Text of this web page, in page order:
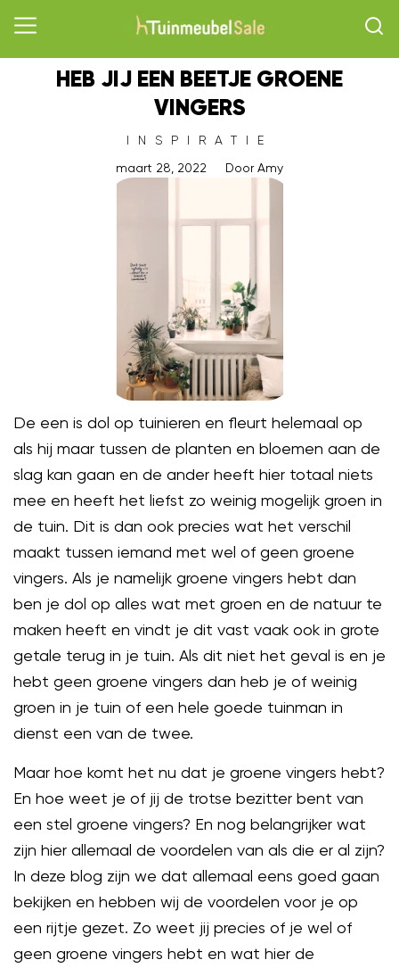
HEB JIJ EEN BEETJE GROENE
VINGERS
INSPIRATIE
maart 28, 2022
DoorAmy
De een is dol op tuinieren en fleurt helemaal op
als hij maar tussen de planten en bloemen aan de
slag kan gaan en de ander heeft hier totaal niets
mee en heeft het liefst zo weinig mogelijk groen in
de tuin. Dit is dan ook precies wat het verschil
maakt tussen iemand met wel of geen groene
vingers. Als je namelijk groene vingers hebt dan
ben je dol op alles wat met groen en de natuur te
maken heeft en vindt je dit vast vaak ook in grote
getale terug in je tuin. Als dit niet het geval is en je
hebt geen groene vingers dan heb je of weinig
groen in je tuin of een hele goede tuinman in
dienst een van de twee.
Maar hoe komt het nu dat je groene vingers hebt?
En hoe weet je of jij de trotse bezitter bent van
een stel groene vingers? En nog belangrijker wat
zijn hier allemaal de voordelen van als die er al zijn?
In deze blog zijn we dat allemaal eens goed gaan
bekijken en hebben wij de voordelen voor je op
een rijtje gezet. Zo weet jij precies of je wel of
geen groene vingers hebt en wat hier de